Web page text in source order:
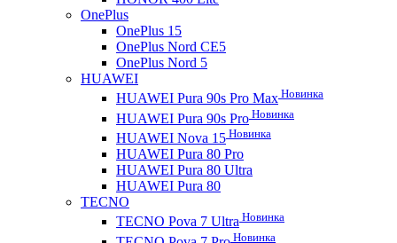
OnePlus
OnePlus 15
OnePlus Nord CE5
OnePlus Nord 5
HUAWEI
HUAWEI Pura 90s Pro Max Новинка
HUAWEI Pura 90s Pro Новинка
HUAWEI Nova 15 Новинка
HUAWEI Pura 80 Pro
HUAWEI Pura 80 Ultra
HUAWEI Pura 80
TECNO
TECNO Pova 7 Ultra Новинка
Новинка